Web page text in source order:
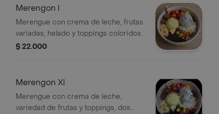
Merengon l
Merengue con crema de leche, frutas
variadas, helado y toppings coloridos.
$ 22.000
Merengon Xl
Merengue con crema de leche,
variedad de frutas y toppings, dos